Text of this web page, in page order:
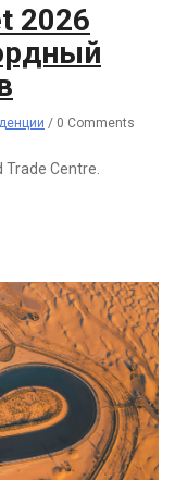
2026
/ 0 Comments
Trade Centre.